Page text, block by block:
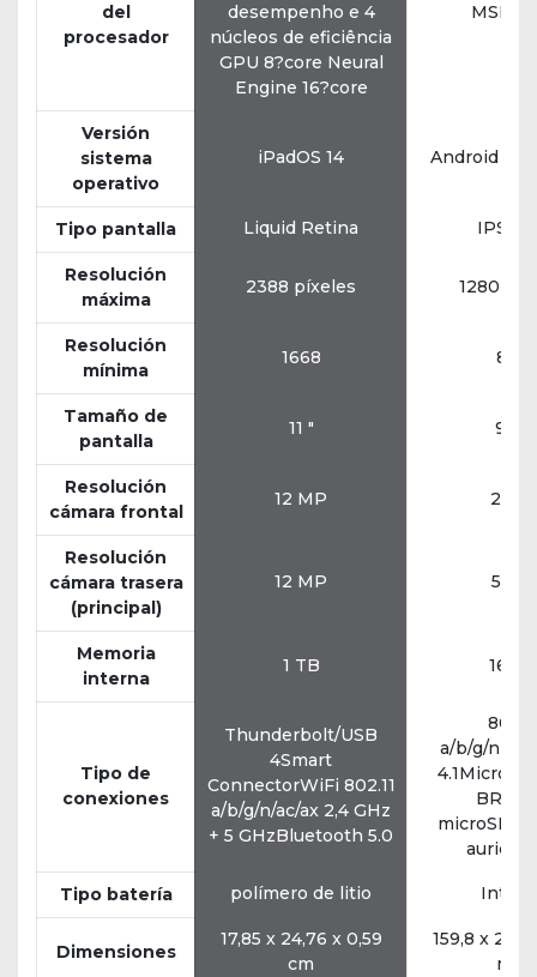
del
procesador
desempenho e 4
núcleos de eficiência
GPU 8?core Neural
Engine 16?core
Versión
sistema
operativo
iPadOS 14 Android 7.0
Tipo pantalla Liquid Retina IPS
Resolución
máxima
2388 píxeles 1280
Resolución
mínima
1668 800
Tamaño de
pantalla
11 " 9,6 "
Resolución
cámara frontal
12 MP 2 MP
Resolución
cámara trasera
(principal)
12 MP 5 MP
Memoria
interna
1 TB 16 GB
Tipo de
conexiones
Thunderbolt/USB
4Smart
ConnectorWiFi 802.11
a/b/g/n/ac/ax 2,4 GHz
+ 5 GHzBluetooth 5.0
a/b/g/
4.1Micro
Tipo batería polímero de litio
Dimensiones
17,85 x 24,76 x 0,59
cm
159,8 x
mm